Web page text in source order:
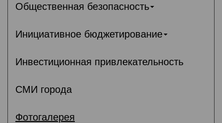
Общественная безопасность
Инициативное бюджетирование
Инвестиционная привлекательность
СМИ города
Фотогалерея